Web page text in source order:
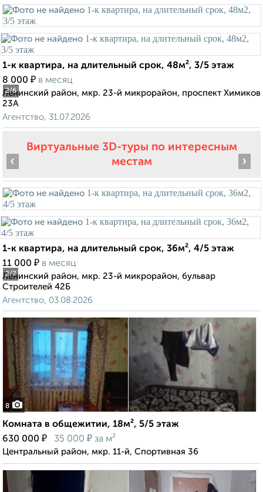
2/6
1-к квартира, на длительный срок, 48м², 3/5 этаж
8 000 ₽ в месяц
Ленинский район, мкр. 23-й микрорайон, проспект Химиков
23А
Агентство, 31.07.2026
Виртуальные 3D-туры по интересным
местам
2/7
‹ ›
1-к квартира, на длительный срок, 36м², 4/5 этаж
11 000 ₽ в месяц
Ленинский район, мкр. 23-й микрорайон, бульвар
Строителей 42Б
Агентство, 03.08.2026
8
Комната в общежитии, 18м², 5/5 этаж
630 000 ₽ 35 000 ₽ за м²
Центральный район, мкр. 11-й, Спортивная 36